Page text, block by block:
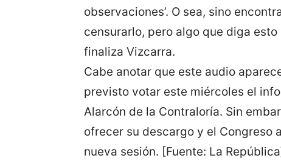
observaciones’. O sea, sino
censurarlo, pero algo que diga
finaliza Vizcarra.
Cabe anotar que este audio
previsto votar este miércoles el
Alarcón de la Contraloría. Sin
ofrecer su descargo y el Congreso
nueva sesión. [Fuente: La